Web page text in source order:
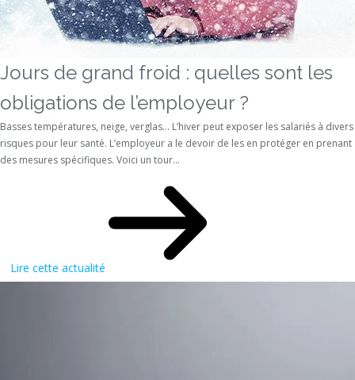
Jours de grand froid : quelles sont les
obligations de l’employeur ?
Basses températures, neige, verglas… L’hiver peut exposer les salariés à divers
risques pour leur santé. L’employeur a le devoir de les en protéger en prenant
des mesures spécifiques. Voici un tour...
Lire cette actualité